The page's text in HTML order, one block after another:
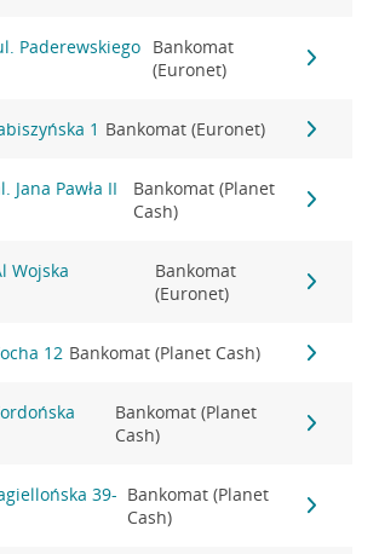
Paderewskiego Bankomat
(Euronet)
1 Bankomat (Euronet)
Jana Pawła II
Bankomat (Planet
Cash)
Wojska
Bankomat
(Euronet)
12 Bankomat (Planet Cash)
Bankomat (Planet
Cash)
39- Bankomat (Planet
Cash)